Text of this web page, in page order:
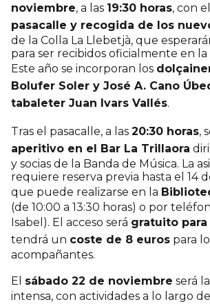
noviembre, a las 19:30 horas, con
pasacalle y recogida de los
de la Colla La Llebetjà, que
para ser recibidos oficialmente en
Este año se incorporan los
Bolufer Soler y José A. Cano
tabaleter Juan Ivars Vallés.
Tras el pasacalle, a las 20:30 horas,
aperitivo en el Bar La Trillaora
y socias de la Banda de Música. La
requiere reserva previa hasta el 14
que puede realizarse en la
(de 10:00 a 13:30 horas) o por
Isabel). El acceso será gratuito
tendrá un coste de 8 euros para
acompañantes.
El sábado 22 de noviembre será
intensa, con actividades a lo largo